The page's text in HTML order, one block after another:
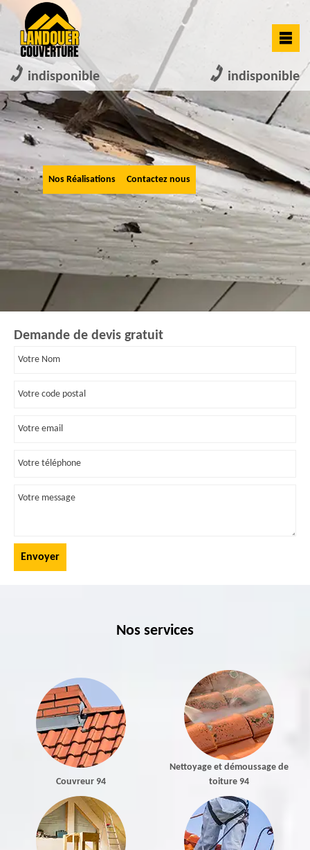
indisponible indisponible
Nos Réalisations Contactez nous
Demande de devis gratuit
Nos services
Couvreur 94
Nettoyage et démoussage de
toiture 94